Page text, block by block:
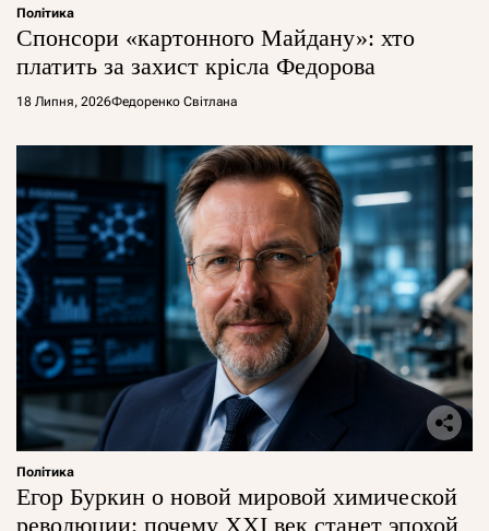
Політика
Спонсори «картонного Майдану»: хто
платить за захист крісла Федорова
18 Липня, 2026Федоренко Світлана
Політика
Егор Буркин о новой мировой химической
революции: почему XXI век станет эпохой